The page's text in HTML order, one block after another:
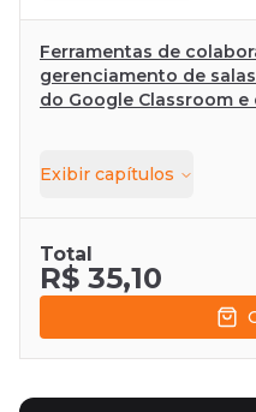
Ferramentas de
gerenciamento de
do Google Classroom e
Exibir capítulos
Total
R$ 35,10